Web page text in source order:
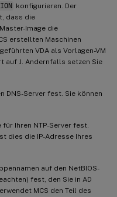
konfigurieren. Der
dass die
Image die
erstellten Maschinen
VDA als Vorlagen-VM
auf J. Andernfalls setzen Sie
DNS-Server fest. Sie können
für Ihren NTP-Server fest.
dies die IP-Adresse Ihres
auf den NetBIOS-
fest, den Sie in AD
MCS den Teil des